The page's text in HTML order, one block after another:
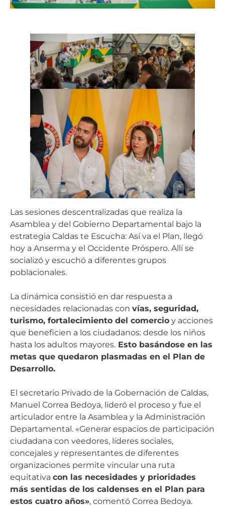
Las sesiones descentralizadas que realiza la
Asamblea y del Gobierno Departamental bajo la
estrategia Caldas te Escucha: Así va el Plan, llegó
hoy a Anserma y el Occidente Próspero. Allí se
socializó y escuchó a diferentes grupos
poblacionales.
La dinámica consistió en dar respuesta a
necesidades relacionadas con vías, seguridad,
turismo, fortalecimiento del comercio y acciones
que beneficien a los ciudadanos: desde los niños
hasta los adultos mayores. Esto basándose en las
metas que quedaron plasmadas en el Plan de
Desarrollo.
El secretario Privado de la Gobernación de Caldas,
Manuel Correa Bedoya, lideró el proceso y fue el
articulador entre la Asamblea y la Administración
Departamental. «Generar espacios de participación
ciudadana con veedores, líderes sociales,
concejales y representantes de diferentes
organizaciones permite vincular una ruta
equitativa con las necesidades y prioridades
más sentidas de los caldenses en el Plan para
estos cuatro años», comentó Correa Bedoya.